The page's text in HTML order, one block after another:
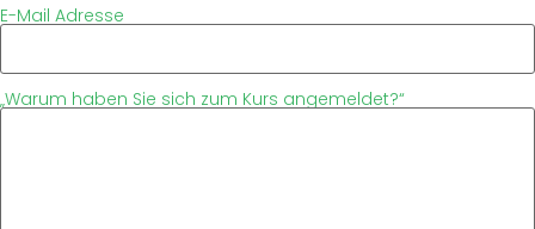
E-Mail Adresse
„Warum haben Sie sich zum Kurs angemeldet?“